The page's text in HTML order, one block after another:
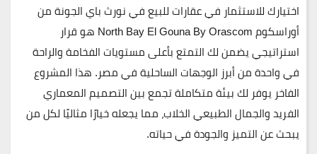
اختيارك للاستثمار في عقارات للبيع في نورث باي الجونة من
أوراسكومNorth Bay El Gouna By Orascom هو قرار
استراتيجي يضمن لك التمتع بأعلى مستويات الفخامة والراحة
في واحدة من أبرز الوجهات الساحلية في مصر. هذا المشروع
الفاخر يوفر لك بيئة متكاملة تجمع بين التصميم المعماري
الفريد والجمال الطبيعي الخلاب، مما يجعله خيارًا مثاليًا لكل من
يبحث عن التميز والجودة في حياته.